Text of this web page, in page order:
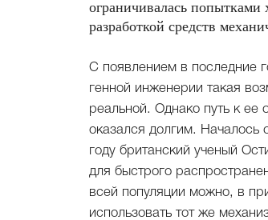
ограничивалась попытками
разработкой средств
С появлением в последние
генной инженерии такая
реальной. Однако путь к ее
оказался долгим. Началось
году британский ученый
для быстрого
всей популяции можно, в
использовать тот же